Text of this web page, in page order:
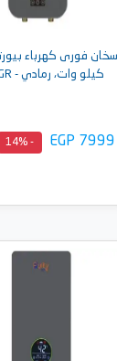
كيلو وات، رمادي - P101-7K GR
EGP 7999
- 14%
أضف إلى السلة